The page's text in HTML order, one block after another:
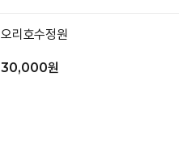
오리호수정원
30,000원